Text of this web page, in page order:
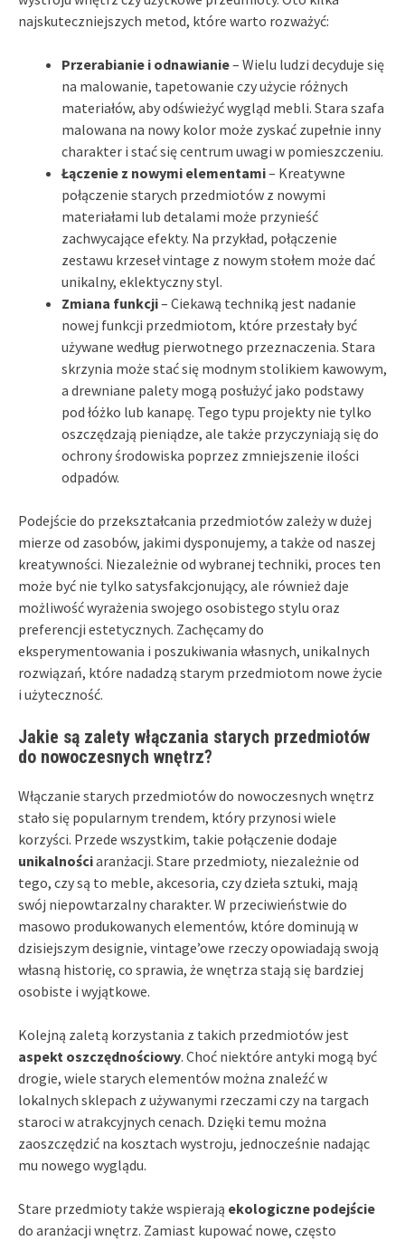
najskuteczniejszych metod, które warto rozważyć:
Przerabianie i odnawianie– Wielu ludzi decyduje się
na malowanie, tapetowanie czy użycie różnych
materiałów, aby odświeżyć wygląd mebli. Stara szafa
malowana na nowy kolor może zyskać zupełnie inny
charakter i stać się centrum uwagi w pomieszczeniu.
Łączenie z nowymi elementami– Kreatywne
połączenie starych przedmiotów z nowymi
materiałami lub detalami może przynieść
zachwycające efekty. Na przykład, połączenie
zestawu krzeseł vintage z nowym stołem może dać
unikalny, eklektyczny styl.
Zmiana funkcji– Ciekawą techniką jest nadanie
nowej funkcji przedmiotom, które przestały być
używane według pierwotnego przeznaczenia. Stara
skrzynia może stać się modnym stolikiem kawowym,
a drewniane palety mogą posłużyć jako podstawy
pod łóżko lub kanapę. Tego typu projekty nie tylko
oszczędzają pieniądze, ale także przyczyniają się do
ochrony środowiska poprzez zmniejszenie ilości
odpadów.
Podejście do przekształcania przedmiotów zależy w dużej
mierze od zasobów, jakimi dysponujemy, a także od naszej
kreatywności. Niezależnie od wybranej techniki, proces ten
może być nie tylko satysfakcjonujący, ale również daje
możliwość wyrażenia swojego osobistego stylu oraz
preferencji estetycznych. Zachęcamy do
eksperymentowania i poszukiwania własnych, unikalnych
rozwiązań, które nadadzą starym przedmiotom nowe życie
i użyteczność.
Jakie są zalety włączania starych przedmiotów
do nowoczesnych wnętrz?
Włączanie starych przedmiotów do nowoczesnych wnętrz
stało się popularnym trendem, który przynosi wiele
korzyści. Przede wszystkim, takie połączenie dodaje
unikalnościaranżacji. Stare przedmioty, niezależnie od
tego, czy są to meble, akcesoria, czy dzieła sztuki, mają
swój niepowtarzalny charakter. W przeciwieństwie do
masowo produkowanych elementów, które dominują w
dzisiejszym designie, vintage’owe rzeczy opowiadają swoją
własną historię, co sprawia, że wnętrza stają się bardziej
osobiste i wyjątkowe.
Kolejną zaletą korzystania z takich przedmiotów jest
aspekt oszczędnościowy. Choć niektóre antyki mogą być
drogie, wiele starych elementów można znaleźć w
lokalnych sklepach z używanymi rzeczami czy na targach
staroci w atrakcyjnych cenach. Dzięki temu można
zaoszczędzić na kosztach wystroju, jednocześnie nadając
mu nowego wyglądu.
Stare przedmioty także wspierają ekologiczne podejście
do aranżacji wnętrz. Zamiast kupować nowe, często